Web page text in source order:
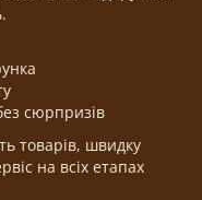
сюрпризів
товарів, швидку
на всіх етапах